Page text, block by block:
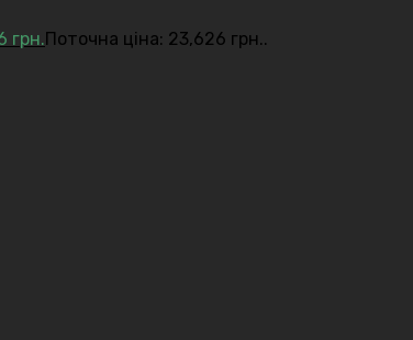
грн.Поточна ціна: 23,626 грн..